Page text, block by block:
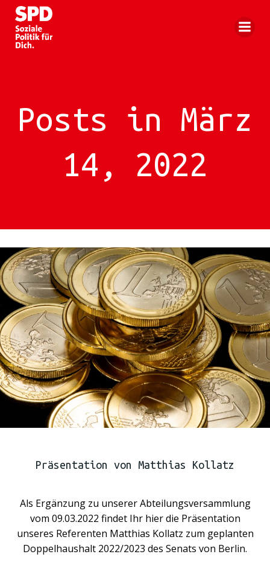
Posts in März
14, 2022
Präsentation von Matthias Kollatz
Als Ergänzung zu unserer Abteilungsversammlung
vom 09.03.2022 findet Ihr hier die Präsentation
unseres Referenten Matthias Kollatz zum geplanten
Doppelhaushalt 2022/2023 des Senats von Berlin.